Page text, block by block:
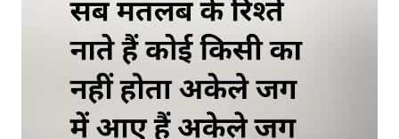
अरमान है अब यह कुछ पल का रिश्ता नहीं है बल्कि उम्र भर का नाता है। 5. लेटेस्ट
लव शायरी इन हिंदी तेरे बिना जिंदगी में सब कुछ अधूरा लगता है तेरी एक हंसी से
सभी मुश्किलें दूर होती है तुम मेरी ख्वा...